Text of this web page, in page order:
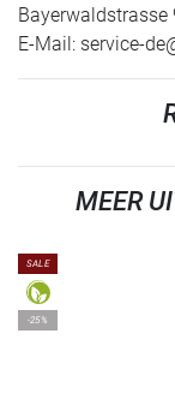
E-Mail: service-
MEER
SALE
-25%